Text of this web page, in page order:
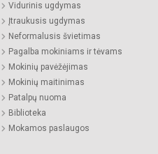
Vidurinis ugdymas
Įtraukusis ugdymas
Neformalusis švietimas
Pagalba mokiniams ir tėvams
Mokinių pavėžėjimas
Mokinių maitinimas
Patalpų nuoma
Biblioteka
Mokamos paslaugos